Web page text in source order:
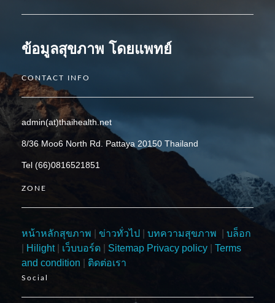
ข้อมูลสุขภาพ โดยแพทย์
CONTACT INFO
admin(at)thaihealth.net
8/36 Moo6 North Rd. Pattaya 20150 Thailand
Tel (66)0816521851
ZONE
หน้าหลักสุขภาพ ข่าวทั่วไป บทความสุขภาพ
บล็อก
Hilight| เว็บบอร์ด Sitemap Privacy policy
Terms
and condition
ติดต่อเรา
Social